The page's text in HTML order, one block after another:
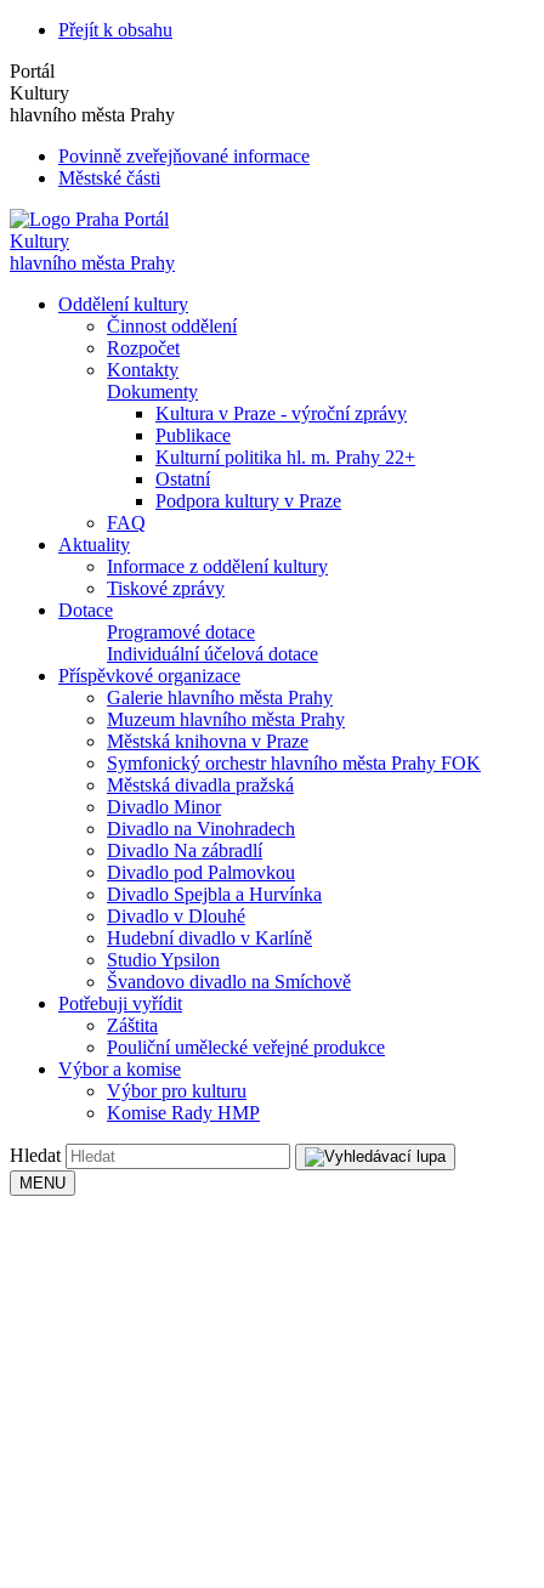
Přejít k obsahu
Portál
Kultury
hlavního města Prahy
Povinně zveřejňované informace
Městské části
Portál
Kultury
hlavního města Prahy
Oddělení kultury
Činnost oddělení
Rozpočet
Kontakty
Dokumenty
Kultura v Praze - výroční zprávy
Publikace
Kulturní politika hl. m. Prahy 22+
Ostatní
Podpora kultury v Praze
FAQ
Aktuality
Informace z oddělení kultury
Tiskové zprávy
Dotace
Programové dotace
Individuální účelová dotace
Příspěvkové organizace
Galerie hlavního města Prahy
Muzeum hlavního města Prahy
Městská knihovna v Praze
Symfonický orchestr hlavního města Prahy FOK
Městská divadla pražská
Divadlo Minor
Divadlo na Vinohradech
Divadlo Na zábradlí
Divadlo pod Palmovkou
Divadlo Spejbla a Hurvínka
Divadlo v Dlouhé
Hudební divadlo v Karlíně
Studio Ypsilon
Švandovo divadlo na Smíchově
Potřebuji vyřídit
Záštita
Pouliční umělecké veřejné produkce
Výbor a komise
Výbor pro kulturu
Komise Rady HMP
Hledat
MENU